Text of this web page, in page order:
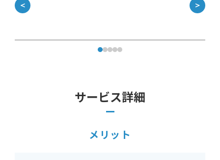
＜ ＞
サービス詳細
メリット